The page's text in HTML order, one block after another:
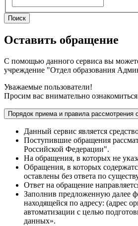
Поиск
Оставить обращение
С помощью данного сервиса вы
учреждение "Отдел образования
Уважаемые пользователи!
Просим вас внимательно
Порядок приема и правила рассмотрения
Данный сервис является
Поступившие обращения
Российской Федерации".
На обращения, в которых не
Обращения, в которых
оставлены без ответа по
Ответ на обращение
Заполнив предложенную далее
находящейся по адресу: (адрес
автоматизации с целью
данных».